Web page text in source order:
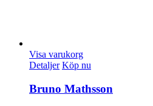
Visa varukorg
Detaljer Köp nu
Bruno Mathsson